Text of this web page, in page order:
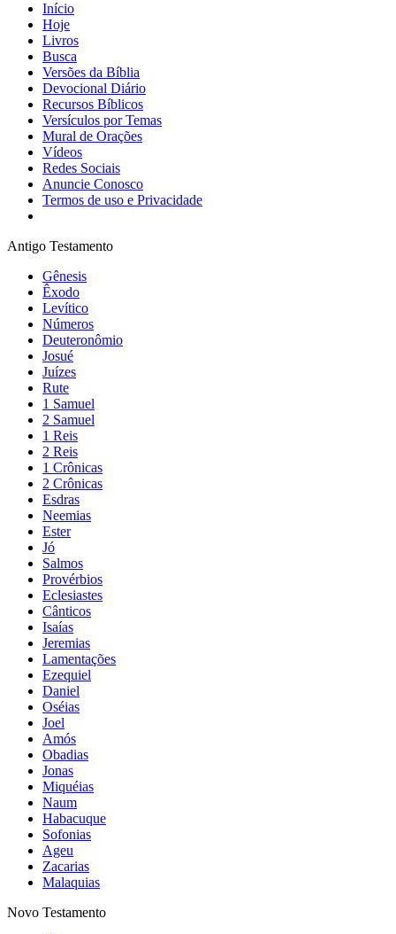
Início
Hoje
Livros
Busca
Versões da Bíblia
Devocional Diário
Recursos Bíblicos
Versículos por Temas
Mural de Orações
Vídeos
Redes Sociais
Anuncie Conosco
Termos de uso e Privacidade
Antigo Testamento
Gênesis
Êxodo
Levítico
Números
Deuteronômio
Josué
Juízes
Rute
1 Samuel
2 Samuel
1 Reis
2 Reis
1 Crônicas
2 Crônicas
Esdras
Neemias
Ester
Jó
Salmos
Provérbios
Eclesiastes
Cânticos
Isaías
Jeremias
Lamentações
Ezequiel
Daniel
Oséias
Joel
Amós
Obadias
Jonas
Miquéias
Naum
Habacuque
Sofonias
Ageu
Zacarias
Malaquias
Novo Testamento